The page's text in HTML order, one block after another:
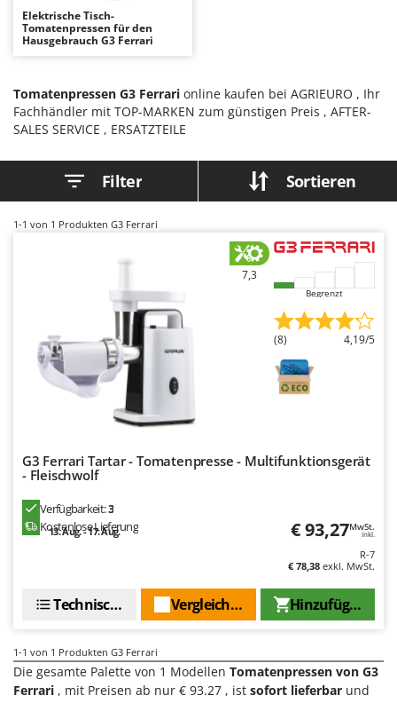
Astscheren
Atemschutzgeräte
Aufschnittmaschinen
Auslegemulcher für Traktoren
Balkenmäher
Bandsägen
Batterieladegeräte - Starthilfegeräte
Baum- und Astscheren - manuell
Baumscheren - pneumatisch
Baumstumpffräsen
Bindezangen - elektrisch
Bodenfräsen für Traktor
Bodenreinigungsmaschinen
Bürsten für den Außenbereich
D Dampfreiniger und Dampfbesen
Elektrische Tauchpumpen
Erntenetze für Obst und Oliven
F
Ambrogio Robot
Annovi Reverberi
Archman
Arco
Argo
Ariete
Artus
Baesso
Bahco
Benassi
Berkel
Besser Vacuum
Beta tools
Bissell
Elektrische Tisch-
Tomatenpressen für den
Hausgebrauch G3 Ferrari
Tomatenpressen G3 Ferrari online kaufen bei AGRIEURO , Ihr
Fachhändler mit TOP-MARKEN zum günstigen Preis , AFTER-
SALES SERVICE , ERSATZTEILE
Filter Sortieren
1-1 von 1 Produkten G3 Ferrari
7,3
Begrenzt
(8) 4,19/5
G3 Ferrari Tartar - Tomatenpresse - Multifunktionsgerät
- Fleischwolf
Verfügbarkeit:3
Kostenlose Lieferung
13. Aug. - 17. Aug. € 93,27MwSt.
inkl.
R-7
€ 78,38 exkl. MwSt.
Hinzufügen
Vergleichen Sie
Technische Daten
1-1 von 1 Produkten G3 Ferrari
Die gesamte Palette von 1 Modellen Tomatenpressen von G3
Ferrari , mit Preisen ab nur € 93.27 , ist sofort lieferbar und